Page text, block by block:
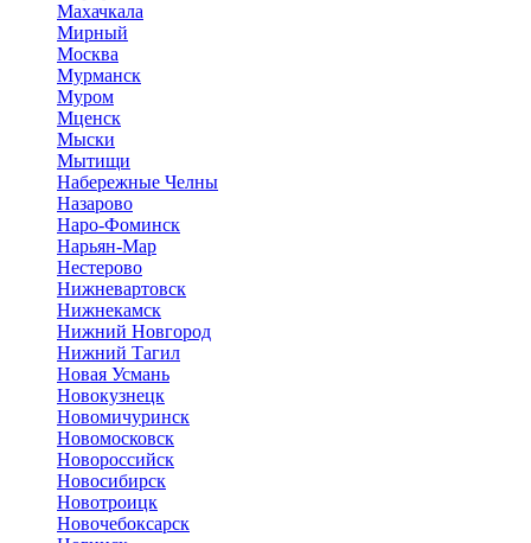
Махачкала
Мирный
Москва
Мурманск
Муром
Мценск
Мыски
Мытищи
Набережные Челны
Назарово
Наро-Фоминск
Нарьян-Мар
Нестерово
Нижневартовск
Нижнекамск
Нижний Новгород
Нижний Тагил
Новая Усмань
Новокузнецк
Новомичуринск
Новомосковск
Новороссийск
Новосибирск
Новотроицк
Новочебоксарск